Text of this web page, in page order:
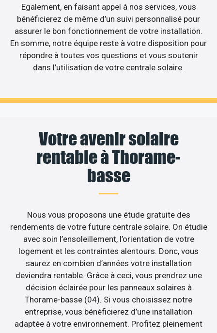
Egalement, en faisant appel à nos services, vous
bénéficierez de même d’un suivi personnalisé pour
assurer le bon fonctionnement de votre installation.
En somme, notre équipe reste à votre disposition pour
répondre à toutes vos questions et vous soutenir
dans l’utilisation de votre centrale solaire.
Votre avenir solaire
rentable à Thorame-
basse
Nous vous proposons une étude gratuite des
rendements de votre future centrale solaire. On étudie
avec soin l’ensoleillement, l’orientation de votre
logement et les contraintes alentours. Donc, vous
saurez en combien d’années votre installation
deviendra rentable. Grâce à ceci, vous prendrez une
décision éclairée pour les panneaux solaires à
Thorame-basse (04). Si vous choisissez notre
entreprise, vous bénéficierez d’une installation
adaptée à votre environnement. Profitez pleinement